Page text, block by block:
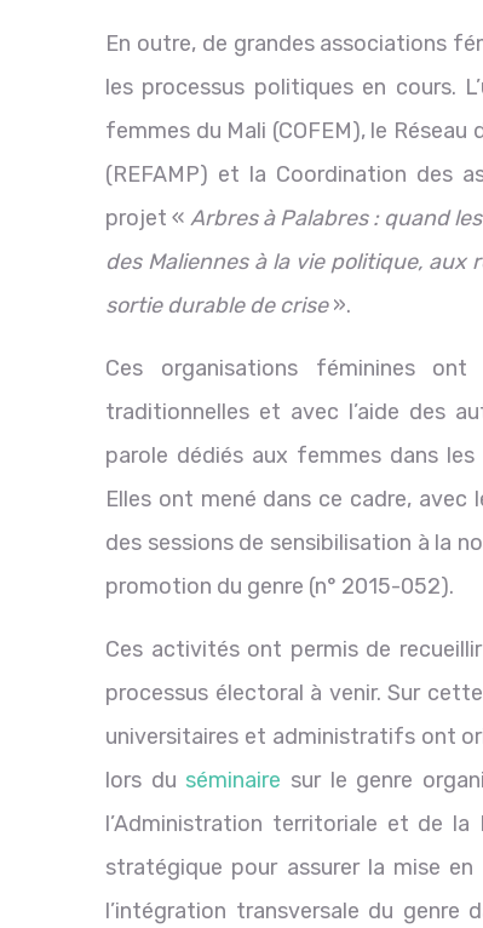
En outre, de grandes associations
les processus politiques en cours.
femmes du Mali (COFEM), le
(REFAMP) et la Coordination des
projet « Arbres à Palabres : quand
des Maliennes à la vie politique,
sortie durable de crise».
Ces organisations féminines
traditionnelles et avec l’aide des
parole dédiés aux femmes dans
Elles ont mené dans ce cadre,
des sessions de sensibilisation à la
promotion du genre (n° 2015-052).
Ces activités ont permis de
processus électoral à venir. Sur
universitaires et administratifs ont
lors du séminaire sur le genre
l’Administration territoriale et de
stratégique pour assurer la mise
l’intégration transversale du